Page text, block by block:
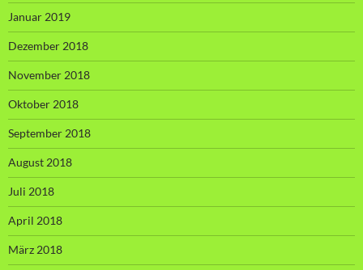
Januar 2019
Dezember 2018
November 2018
Oktober 2018
September 2018
August 2018
Juli 2018
April 2018
März 2018